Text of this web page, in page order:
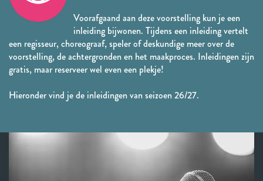
Voorafgaand aan deze voorstelling kun je een
inleiding bijwonen. Tijdens een inleiding vertelt
een regisseur, choreograaf, speler of deskundige meer over de
voorstelling, de achtergronden en het maakproces. Inleidingen zijn
gratis, maar reserveer wel even een plekje!
Hieronder vind je de inleidingen van seizoen 26/27.